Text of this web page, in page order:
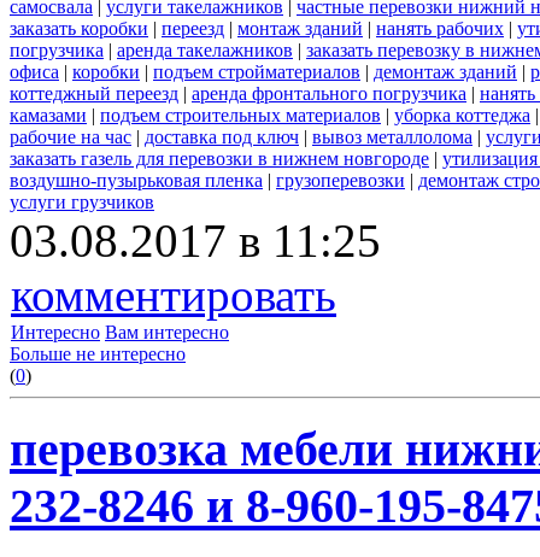
самосвала | услуги такелажников | частные перевозки нижний
заказать коробки | переезд | монтаж зданий | нанять рабочих |
погрузчика | аренда такелажников | заказать перевозку в
офиса | коробки | подъем стройматериалов | демонтаж зданий |
коттеджный переезд | аренда фронтального погрузчика |
камазами | подъем строительных материалов | уборка коттеджа
рабочие на час | доставка под ключ | вывоз металлолома |
заказать газель для перевозки в нижнем новгороде |
воздушно-пузырьковая пленка | грузоперевозки | демонтаж
услуги грузчиков
03.08.2017 в 11:25
комментировать
Интересно Вам интересно
Больше не интересно
(0)
перевозка мебели
232-8246 и 8-960-195-